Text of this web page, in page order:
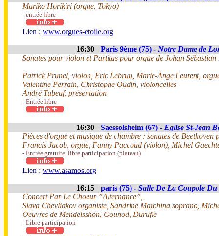
Mariko Horikiri (orgue, Tokyo)
- entrée libre
Lien : www.orgues-etoile.org
16:30 Paris 9ème (75) - Notre Dame de
Sonates pour violon et Partitas pour orgue de Johan Sébastian
Patrick Prunel, violon, Eric Lebrun, Marie-Ange Leurent,
Valentine Perrain, Christophe Oudin, violoncelles
André Tubeuf, présentation
- Entrée libre
16:30 Saessolsheim (67) - Eglise St-Jean
Pièces d'orgue et musique de chambre : sonates de
Francis Jacob, orgue, Fanny Paccoud (violon), Michel
- Entrée gratuite, libre participation (plateau)
Lien : www.asamos.org
16:15 paris (75) - Salle De La Coupole Du
Concert Par Le Choeur ”Alternance”,
Slava Chevliakov organiste, Sandrine Marchina soprano,
Oeuvres de Mendelsshon, Gounod, Durufle
- Libre participation